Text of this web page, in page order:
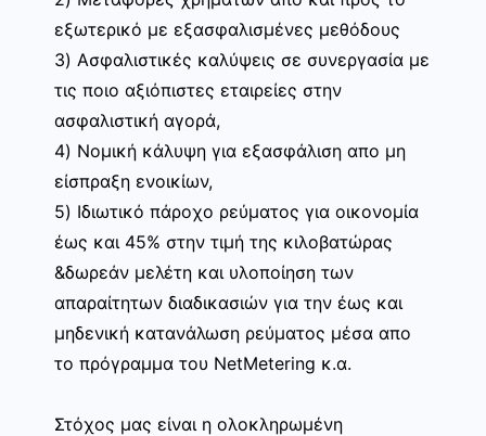
εξωτερικό με εξασφαλισμένες μεθόδους
3) Ασφαλιστικές καλύψεις σε συνεργασία με
τις ποιο αξιόπιστες εταιρείες στην
ασφαλιστική αγορά,
4) Νομική κάλυψη για εξασφάλιση απο μη
είσπραξη ενοικίων,
5) Ιδιωτικό πάροχο ρεύματος για οικονομία
έως και 45% στην τιμή της κιλοβατώρας
&δωρεάν μελέτη και υλοποίηση των
απαραίτητων διαδικασιών για την έως και
μηδενική κατανάλωση ρεύματος μέσα απο
το πρόγραμμα του NetMetering κ.α.
Στόχος μας είναι η ολοκληρωμένη